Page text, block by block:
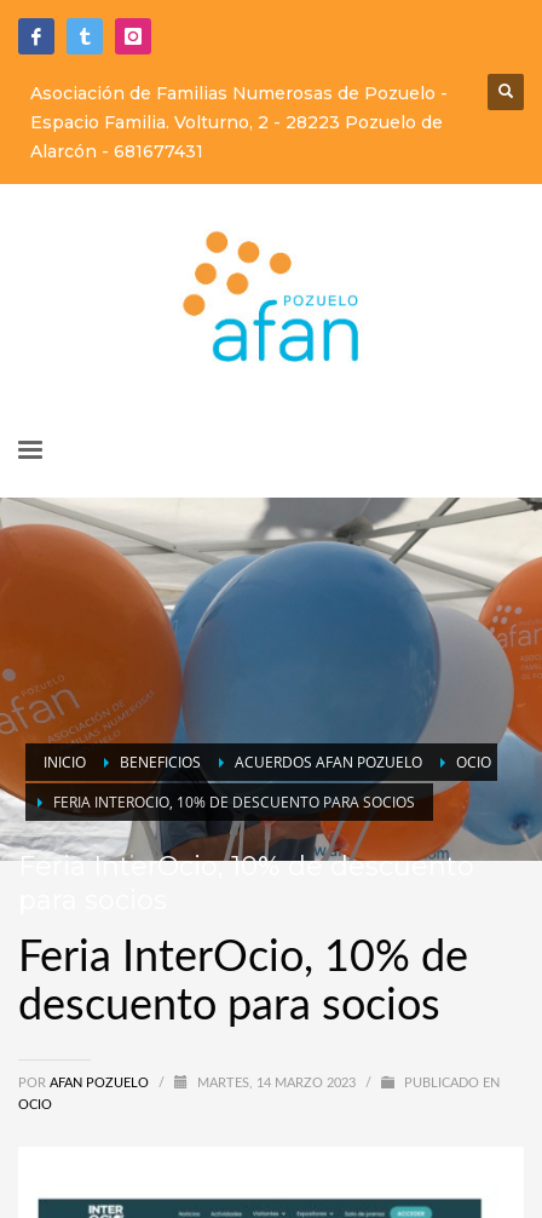
Asociación de Familias Numerosas de Pozuelo -
Espacio Familia. Volturno, 2 - 28223 Pozuelo de
Alarcón - 681677431
INICIO BENEFICIOS ACUERDOS AFAN POZUELO
OCIO
FERIA INTEROCIO, 10% DE DESCUENTO PARA SOCIOS
Feria InterOcio, 10% de descuento
Feria InterOcio, 10% de
descuento para socios
POR AFAN POZUELO / MARTES, 14 MARZO 2023 /
PUBLICADO EN
OCIO